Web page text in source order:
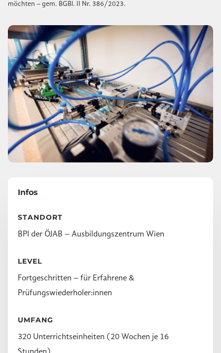
möchten – gem. BGBl. II Nr. 386/2023.
Infos
STANDORT
BPI der ÖJAB – Ausbildungszentrum Wien
LEVEL
Fortgeschritten – für Erfahrene &
Prüfungswiederholer:innen
UMFANG
320 Unterrichtseinheiten (20 Wochen je 16